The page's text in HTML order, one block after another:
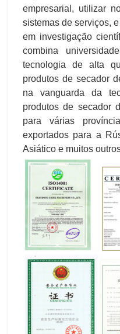
empresarial, utilizar
sistemas de serviços,
em investigação
combina
tecnologia de alta
produtos de secador
na vanguarda da
produtos de secador
para várias
exportados para a
Asiático e muitos